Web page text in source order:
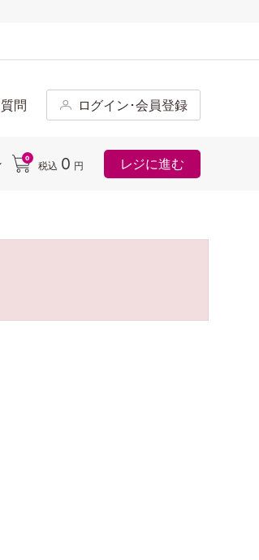
問 ログイン･会員登録
0
税込 0 円 レジに進む